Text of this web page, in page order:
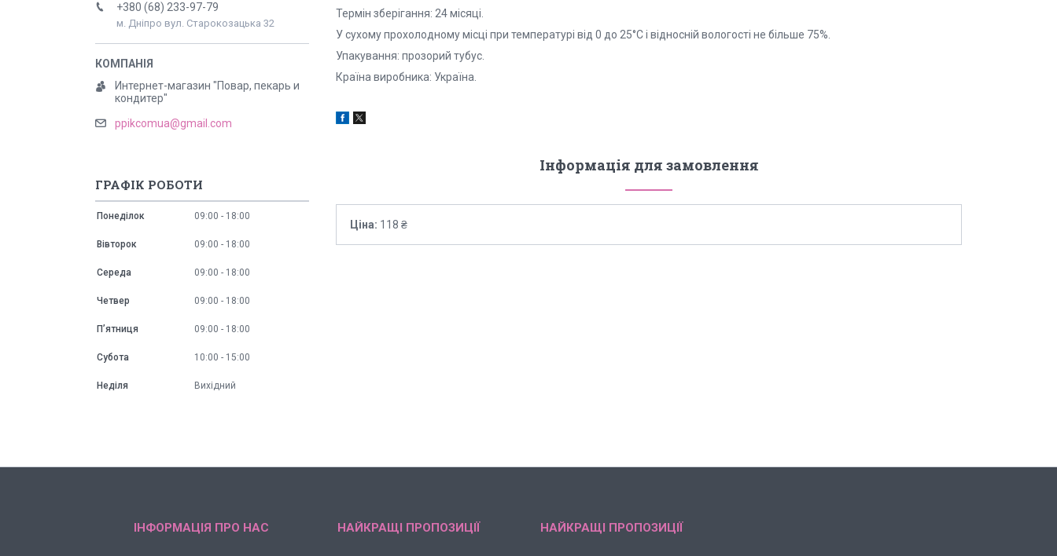
Термін зберігання: 24 місяці.
У сухому прохолодному місці при температурі від 0 до 25°C і відносній вологості не більше 75%.
Упакування: прозорий тубус.
Країна виробника: Україна.
Інформація для замовлення
Ціна: 118 ₴
+380 (68) 233-97-79
м. Дніпро вул. Старокозацька 32
Интернет-магазин "Повар, пекарь и
кондитер"
ppikcomua@gmail.com
ГРАФІК РОБОТИ
Понеділок 09:00 18:00
Вівторок 09:00 18:00
Середа 09:00 18:00
Четвер 09:00 18:00
Пʼятниця 09:00 18:00
Субота 10:00 15:00
Неділя Вихідний
ІНФОРМАЦІЯ ПРО НАС НАЙКРАЩІ ПРОПОЗИЦІЇ НАЙКРАЩІ ПРОПОЗИЦІЇ